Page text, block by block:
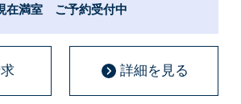
在満室 ご予約受付中
詳細を見る